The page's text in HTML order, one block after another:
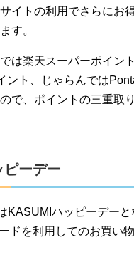
イトの利用でさらにお
す。
は楽天スーパーポイン
ント、じゃらんでは
で、ポイントの三重取
ーデー
KASUMIハッピーデーと
ドを利用してのお買い